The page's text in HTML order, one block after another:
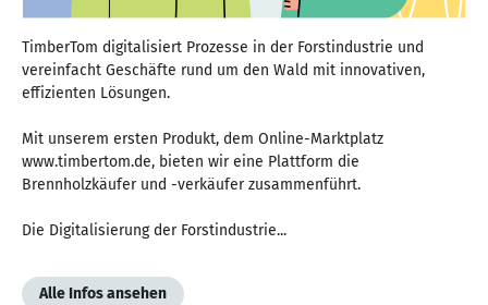
TimberTom digitalisiert Prozesse in der Forstindustrie und
vereinfacht Geschäfte rund um den Wald mit innovativen,
effizienten Lösungen.
Mit unserem ersten Produkt, dem Online-Marktplatz
www.timbertom.de, bieten wir eine Plattform die
Brennholzkäufer und -verkäufer zusammenführt.
Die Digitalisierung der Forstindustrie...
Alle Infos ansehen